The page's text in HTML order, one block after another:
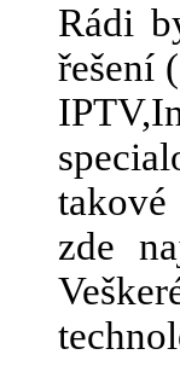
Rádi
řešení
zde